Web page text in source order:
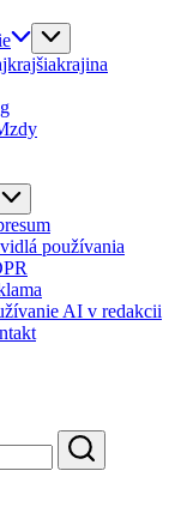
používania
AI v redakcii
Search